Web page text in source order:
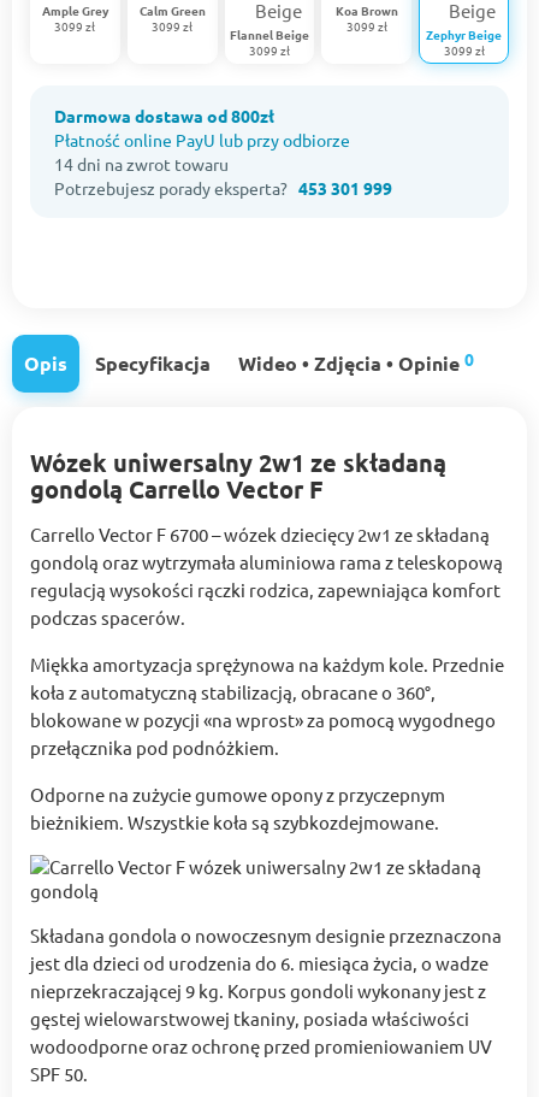
Ample Grey
3099 zł
Calm Green
3099 zł
Flannel Beige
3099 zł
Koa Brown
3099 zł
Zephyr Beige
3099 zł
Darmowa dostawa od 800zł
Płatność online PayU lub przy odbiorze
14 dni na zwrot towaru
Potrzebujesz porady eksperta? 453 301 999
Opis Specyfikacja Wideo • Zdjęcia • Opinie 0
Wózek uniwersalny 2w1 ze składaną
gondolą Carrello Vector F
Carrello Vector F 6700 – wózek dziecięcy 2w1 ze składaną
gondolą oraz wytrzymała aluminiowa rama z teleskopową
regulacją wysokości rączki rodzica, zapewniająca komfort
podczas spacerów.
Miękka amortyzacja sprężynowa na każdym kole. Przednie
koła z automatyczną stabilizacją, obracane o 360°,
blokowane w pozycji «na wprost» za pomocą wygodnego
przełącznika pod podnóżkiem.
Odporne na zużycie gumowe opony z przyczepnym
bieżnikiem. Wszystkie koła są szybkozdejmowane.
Składana gondola o nowoczesnym designie przeznaczona
jest dla dzieci od urodzenia do 6. miesiąca życia, o wadze
nieprzekraczającej 9 kg. Korpus gondoli wykonany jest z
gęstej wielowarstwowej tkaniny, posiada właściwości
wodoodporne oraz ochronę przed promieniowaniem UV
SPF 50.